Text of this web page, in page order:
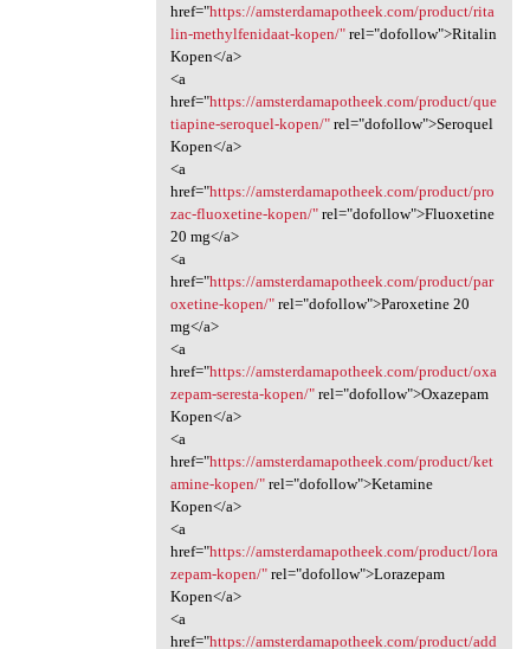
href="https://amsterdamapotheek.com/product/rita
lin-methylfenidaat-kopen/"rel="dofollow">Ritalin
Kopen</a>
<a
href="https://amsterdamapotheek.com/product/que
tiapine-seroquel-kopen/"rel="dofollow">Seroquel
Kopen</a>
<a
href="https://amsterdamapotheek.com/product/pro
zac-fluoxetine-kopen/"rel="dofollow">Fluoxetine
20 mg</a>
<a
href="https://amsterdamapotheek.com/product/par
oxetine-kopen/"rel="dofollow">Paroxetine 20
mg</a>
<a
href="https://amsterdamapotheek.com/product/oxa
zepam-seresta-kopen/"rel="dofollow">Oxazepam
Kopen</a>
<a
href="https://amsterdamapotheek.com/product/ket
amine-kopen/"rel="dofollow">Ketamine
Kopen</a>
<a
href="https://amsterdamapotheek.com/product/lora
zepam-kopen/"rel="dofollow">Lorazepam
Kopen</a>
<a
href="https://amsterdamapotheek.com/product/add